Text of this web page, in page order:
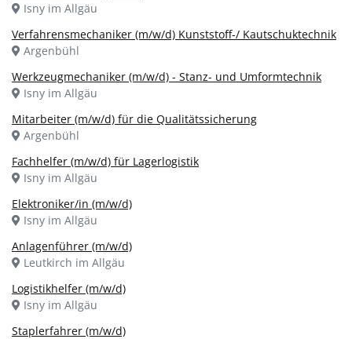
Isny im Allgäu
Verfahrensmechaniker (m/w/d) Kunststoff-/ Kautschuktechnik
Argenbühl
Werkzeugmechaniker (m/w/d) - Stanz- und Umformtechnik
Isny im Allgäu
Mitarbeiter (m/w/d) für die Qualitätssicherung
Argenbühl
Fachhelfer (m/w/d) für Lagerlogistik
Isny im Allgäu
Elektroniker/in (m/w/d)
Isny im Allgäu
Anlagenführer (m/w/d)
Leutkirch im Allgäu
Logistikhelfer (m/w/d)
Isny im Allgäu
Staplerfahrer (m/w/d)